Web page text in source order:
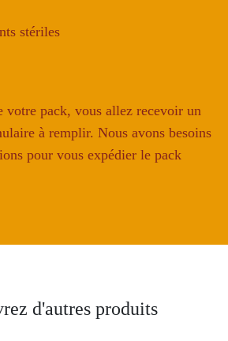
stériles
votre pack, vous allez recevoir un
à remplir. Nous avons besoins
pour vous expédier le pack
d'autres produits